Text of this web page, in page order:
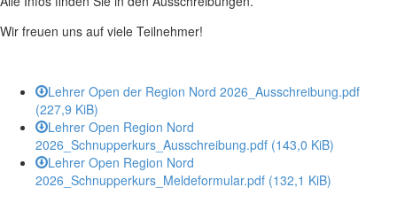
Wir freuen uns auf viele Teilnehmer!
Lehrer Open der Region Nord 2026_Ausschreibung.pdf
(227,9 KiB)
Lehrer Open Region Nord
2026_Schnupperkurs_Ausschreibung.pdf (143,0 KiB)
Lehrer Open Region Nord
2026_Schnupperkurs_Meldeformular.pdf (132,1 KiB)